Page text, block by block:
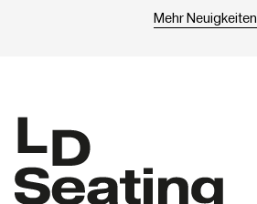
Mehr Neuigkeiten